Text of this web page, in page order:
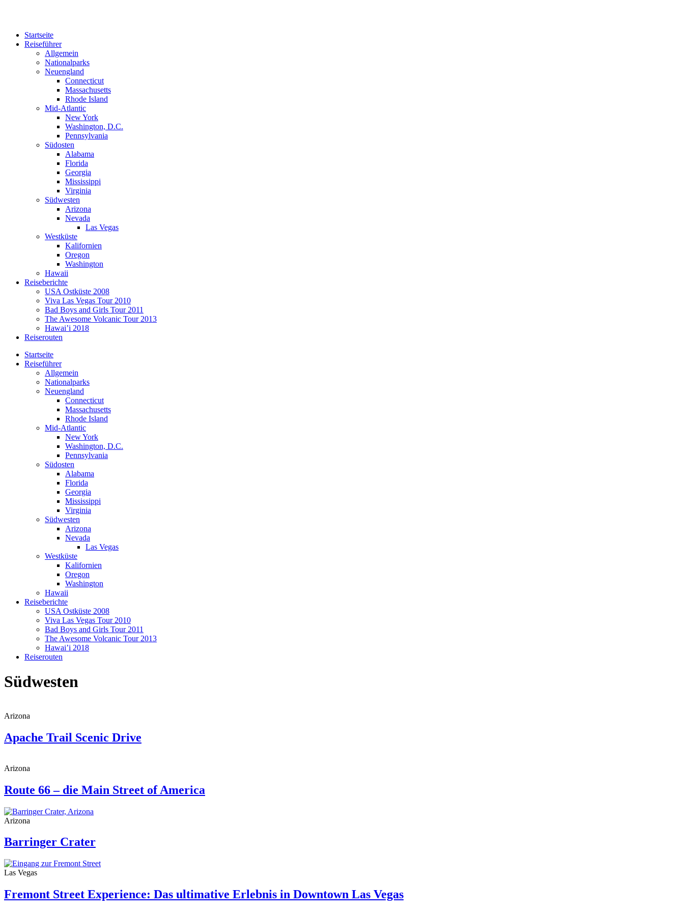
Startseite
Reiseführer
Allgemein
Nationalparks
Neuengland
Connecticut
Massachusetts
Rhode Island
Mid-Atlantic
New York
Washington, D.C.
Pennsylvania
Südosten
Alabama
Florida
Georgia
Mississippi
Virginia
Südwesten
Arizona
Nevada
Las Vegas
Westküste
Kalifornien
Oregon
Washington
Hawaii
Reiseberichte
USA Ostküste 2008
Viva Las Vegas Tour 2010
Bad Boys and Girls Tour 2011
The Awesome Volcanic Tour 2013
Hawai’i 2018
Reiserouten
Startseite
Reiseführer
Allgemein
Nationalparks
Neuengland
Connecticut
Massachusetts
Rhode Island
Mid-Atlantic
New York
Washington, D.C.
Pennsylvania
Südosten
Alabama
Florida
Georgia
Mississippi
Virginia
Südwesten
Arizona
Nevada
Las Vegas
Westküste
Kalifornien
Oregon
Washington
Hawaii
Reiseberichte
USA Ostküste 2008
Viva Las Vegas Tour 2010
Bad Boys and Girls Tour 2011
The Awesome Volcanic Tour 2013
Hawai’i 2018
Reiserouten
Südwesten
Arizona
Apache Trail Scenic Drive
Arizona
Route 66 – die Main Street of America
Arizona
Barringer Crater
Las Vegas
Fremont Street Experience: Das ultimative Erlebnis in Downtown Las Vegas